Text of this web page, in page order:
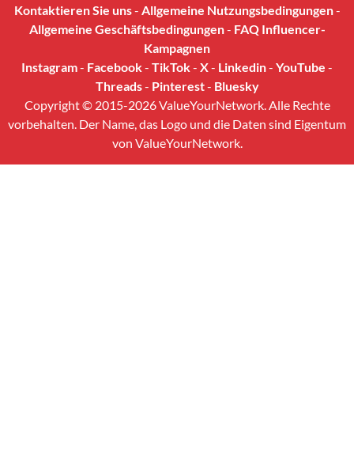
Kontaktieren Sie uns- Allgemeine Nutzungsbedingungen-
Allgemeine Geschäftsbedingungen- FAQ Influencer-
Kampagnen
Instagram- Facebook- TikTok- X- Linkedin- YouTube -
Threads- Pinterest- Bluesky
Copyright © 2015-2026 ValueYourNetwork. Alle Rechte
vorbehalten. Der Name, das Logo und die Daten sind Eigentum
von ValueYourNetwork.